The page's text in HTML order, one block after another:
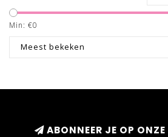
Min: €0
Meest bekeken
ABONNEER JE OP ONZE